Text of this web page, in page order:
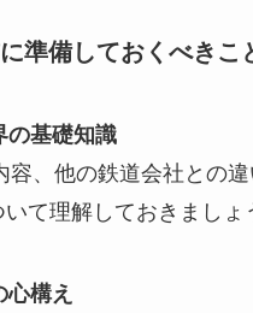
準備しておくべきこ
の基礎知識
容、他の鉄道会社との
て理解しておきましょ
構え